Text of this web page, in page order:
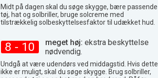
Midt på dagen skal du søge skygge, bære passende
tøj, hat og solbriller, bruge solcreme med
tilstrækkelig solbeskyttelsesfaktor til udækket hud.
8 - 10 meget høj: ekstra beskyttelse
nødvendig.
Undgå at være udendørs ved middagstid. Hvis dette
ikke er muligt, skal du søge skygge. Brug solbriller,